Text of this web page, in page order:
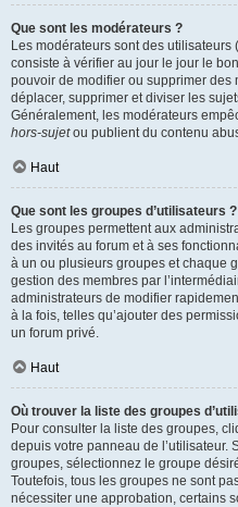
Que sont les modérateurs ?
Les modérateurs sont des utilisateurs
consiste à vérifier au jour le jour le
pouvoir de modifier ou supprimer des
déplacer, supprimer et diviser les
Généralement, les modérateurs
hors-sujetou publient du contenu
Haut
Que sont les groupes d’utilisateurs ?
Les groupes permettent aux
des invités au forum et à ses
à un ou plusieurs groupes et chaque
gestion des membres par
administrateurs de modifier
à la fois, telles qu’ajouter des
un forum privé.
Haut
Où trouver la liste des groupes
Pour consulter la liste des groupes,
depuis votre panneau de l’utilisateur.
groupes, sélectionnez le groupe
Toutefois, tous les groupes ne sont
nécessiter une approbation, certains